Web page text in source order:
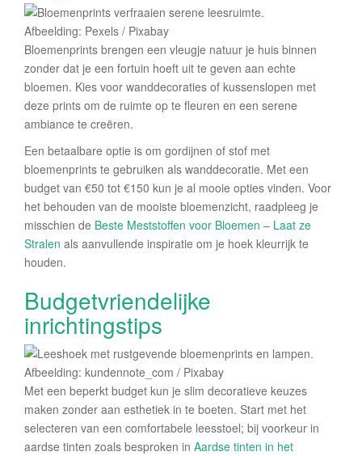
Afbeelding: Pexels / Pixabay
Bloemenprints brengen een vleugje natuur je huis binnen
zonder dat je een fortuin hoeft uit te geven aan echte
bloemen. Kies voor wanddecoraties of kussenslopen met
deze prints om de ruimte op te fleuren en een serene
ambiance te creëren.
Een betaalbare optie is om gordijnen of stof met
bloemenprints te gebruiken als wanddecoratie. Met een
budget van €50 tot €150 kun je al mooie opties vinden. Voor
het behouden van de mooiste bloemenzicht, raadpleeg je
misschien de Beste Meststoffen voor Bloemen – Laat ze
Stralen als aanvullende inspiratie om je hoek kleurrijk te
houden.
Budgetvriendelijke
inrichtingstips
Afbeelding: kundennote_com / Pixabay
Met een beperkt budget kun je slim decoratieve keuzes
maken zonder aan esthetiek in te boeten. Start met het
selecteren van een comfortabele leesstoel; bij voorkeur in
aardse tinten zoals besproken in Aardse tinten in het